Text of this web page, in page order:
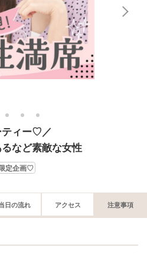
2 3 4
ティー♡／
など素敵な女性
定企画♡
日の流れ アクセス 注意事項